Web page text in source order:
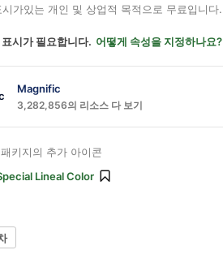
가있는 개인 및 상업적 목적으로 무료입니다.
시가 필요합니다. 어떻게 속성을 지정하나요?
Magnific
3,282,856의 리소스 다 보기
키지의 추가 아이콘
Lineal Color